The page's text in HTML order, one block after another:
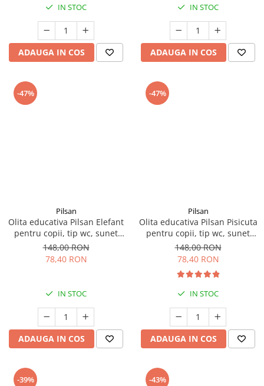
IN STOC
ADAUGA IN COS
IN STOC
ADAUGA IN COS
-47%
Pilsan
Olita educativa Pilsan Elefant
pentru copii, tip wc, sunet
sifon, suport hartie
148,00 RON
78,40 RON
IN STOC
ADAUGA IN COS
-47%
Pilsan
Olita educativa Pilsan Pisicuta
pentru copii, tip wc, sunet
sifon, suport hartie
148,00 RON
78,40 RON
IN STOC
ADAUGA IN COS
-39% -43%